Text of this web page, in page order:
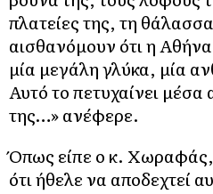
πλατείες της, τη
αισθανόμουν ότι η Αθήνα
μία μεγάλη γλύκα, μία
Αυτό το πετυχαίνει
της…» ανέφερε.
Όπως είπε ο κ.
ότι ήθελε να αποδεχτεί